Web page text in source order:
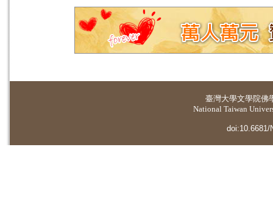
臺灣大學文學院佛
National Taiwan
doi:10.6681/